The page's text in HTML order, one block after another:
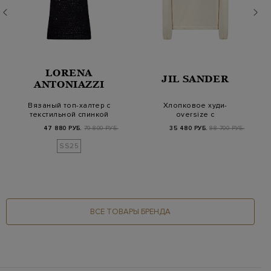
LORENA
ANTONIAZZI
Вязаный топ-халтер с
текстильной спинкой
47 880 РУБ. 79 800 РУБ.
SS25
JIL SANDER
Хлопковое худи-
oversize с
двойными завязка…
35 480 РУБ. 88 700 РУБ.
ВСЕ ТОВАРЫ БРЕНДА